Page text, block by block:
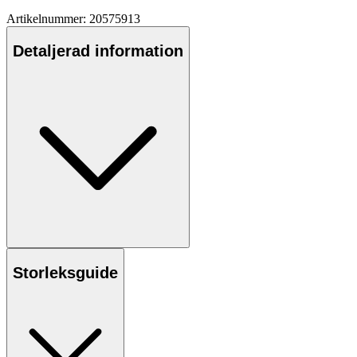
Artikelnummer: 20575913
Detaljerad information
Storleksguide